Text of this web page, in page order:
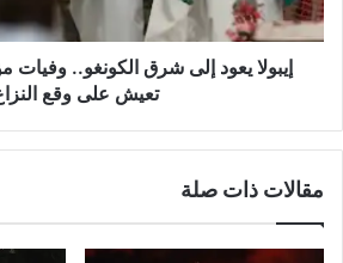
وسط
منطقة
تعيشإيبولا يعود إلى شرق الكونغو..
تعيش على وقع
مقالات ذات صلة